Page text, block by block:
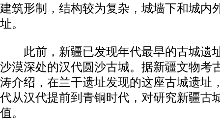
建筑形制，结构较为复杂，城墙下和城内
址。
此前，新疆已发现年代最早的古城遗
沙漠深处的汉代圆沙古城。据新疆文物考
涛介绍，在兰干遗址发现的这座古城遗址
代从汉代提前到青铜时代，对研究新疆古
值。